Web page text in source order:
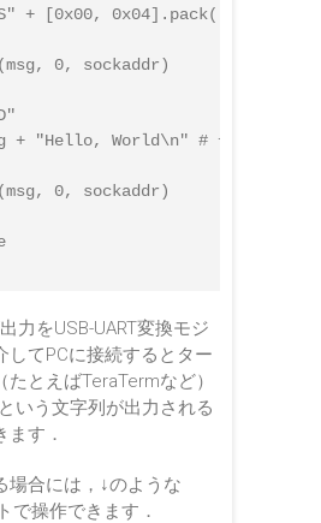
+ [0x00, 0x04].pack('C*') # 通信
0, sockaddr)
+ "Hello, World\n" # データは，
0, sockaddr)
力をUSB-UART変換モジ
してPCに接続するとター
たとえばTeraTermなど）
いう文字列が出力される
ます．
場合には，↓のような
で操作できます．